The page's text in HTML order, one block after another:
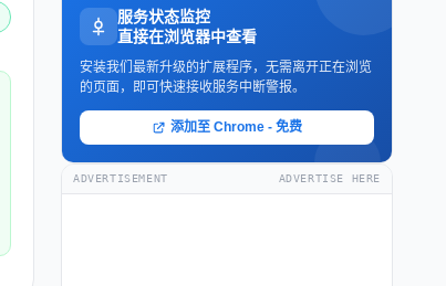
服务状态监控
直接在浏览器中查看
安装我们最新升级的扩展程序，无需离开正在浏览
的页面，即可快速接收服务中断警报。
添加至 Chrome - 免费
ADVERTISEMENT ADVERTISE HERE